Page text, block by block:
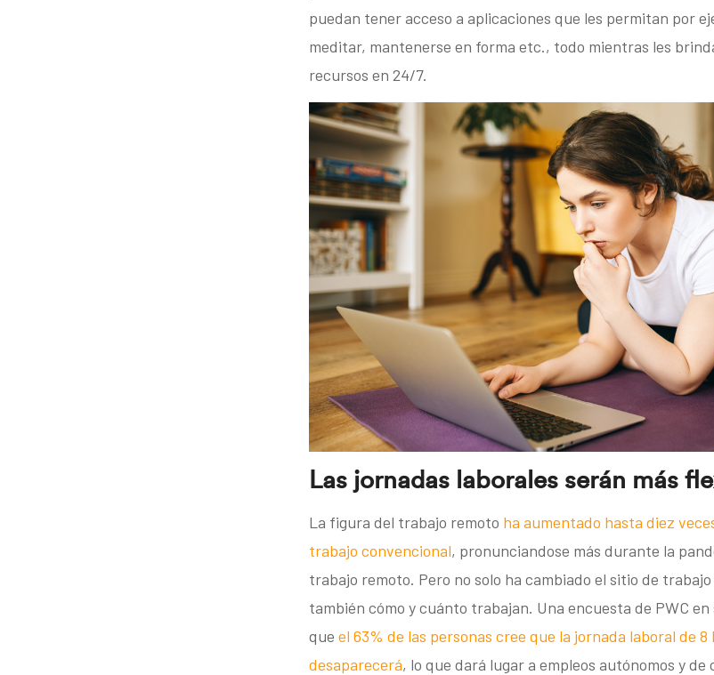
puedan tener acceso a aplicaciones que les permitan por
meditar, mantenerse en forma etc., todo mientras les
recursos en 24/7.
Las jornadas laborales serán más
La figura del trabajo remoto ha aumentado hasta diez
trabajo convencional, pronunciandose más durante la
trabajo remoto. Pero no solo ha cambiado el sitio de
también cómo y cuánto trabajan. Una encuesta de PWC
que el 63% de las personas cree que la jornada laboral de
desaparecerá, lo que dará lugar a empleos autónomos y